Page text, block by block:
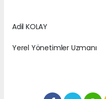
Adil KOLAY
Yerel Yönetimler Uzmanı